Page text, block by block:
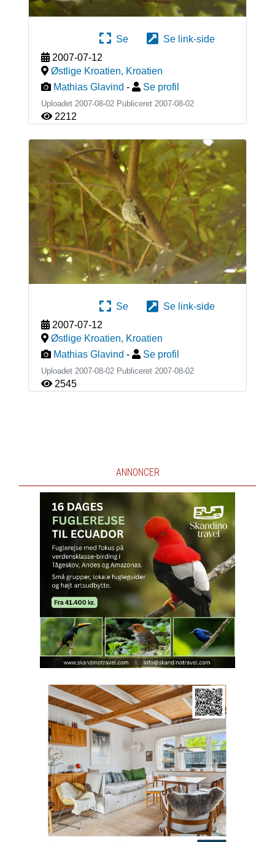
Se
Se link-side
2007-07-12
Østlige Kroatien, Kroatien
Mathias Glavind - Se profil
Uploadet 2007-08-02 Publiceret 2007-08-02
2212
Se
Se link-side
2007-07-12
Østlige Kroatien, Kroatien
Mathias Glavind - Se profil
Uploadet 2007-08-02 Publiceret 2007-08-02
2545
ANNONCER